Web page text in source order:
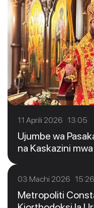
11 Aprili 2026 13:05
Ujumbe wa
na Kaskazini
03 Machi 2026 15:26
Metropoliti